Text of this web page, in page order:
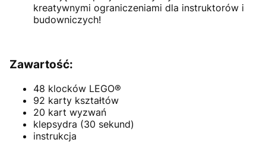
kreatywnymi ograniczeniami dla instruktorów i
budowniczych!
Zawartość:
48 klocków LEGO®️
92 karty kształtów
20 kart wyzwań
klepsydra (30 sekund)
instrukcja